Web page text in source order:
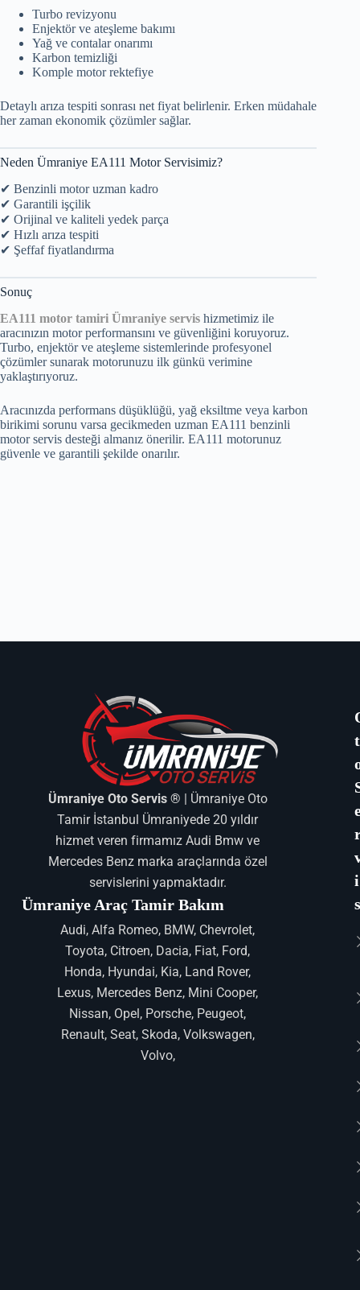
Turbo revizyonu
Enjektör ve ateşleme bakımı
Yağ ve contalar onarımı
Karbon temizliği
Komple motor rektefiye
Detaylı arıza tespiti sonrası net fiyat belirlenir. Erken müdahale
her zaman ekonomik çözümler sağlar.
Neden Ümraniye EA111 Motor Servisimiz?
✔ Benzinli motor uzman kadro
✔ Garantili işçilik
✔ Orijinal ve kaliteli yedek parça
✔ Hızlı arıza tespiti
✔ Şeffaf fiyatlandırma
Sonuç
EA111 motor tamiri Ümraniye servis hizmetimiz ile
aracınızın motor performansını ve güvenliğini koruyoruz.
Turbo, enjektör ve ateşleme sistemlerinde profesyonel
çözümler sunarak motorunuzu ilk günkü verimine
yaklaştırıyoruz.
Aracınızda performans düşüklüğü, yağ eksiltme veya karbon
birikimi sorunu varsa gecikmeden uzman EA111 benzinli
motor servis desteği almanız önerilir. EA111 motorunuz
güvenle ve garantili şekilde onarılır.
Ümraniye Oto Servis ® | Ümraniye Oto
Tamir İstanbul Ümraniyede 20 yıldır
hizmet veren firmamız Audi Bmw ve
Mercedes Benz marka araçlarında özel
servislerini yapmaktadır.
Ümraniye Araç Tamir Bakım
Audi, Alfa Romeo, BMW, Chevrolet,
Toyota, Citroen, Dacia, Fiat, Ford,
Honda, Hyundai, Kia, Land Rover,
Lexus, Mercedes Benz, Mini Cooper,
Nissan, Opel, Porsche, Peugeot,
Renault, Seat, Skoda, Volkswagen,
Volvo,
t
i